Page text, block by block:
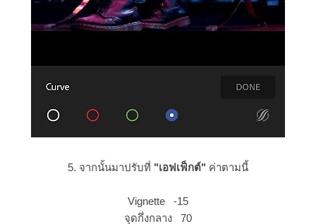
5. จากนั้นมาปรับที่ "เอฟเฟ็กต์" ค่าตามนี้
Vignette -15
จุดกึ่งกลาง 70